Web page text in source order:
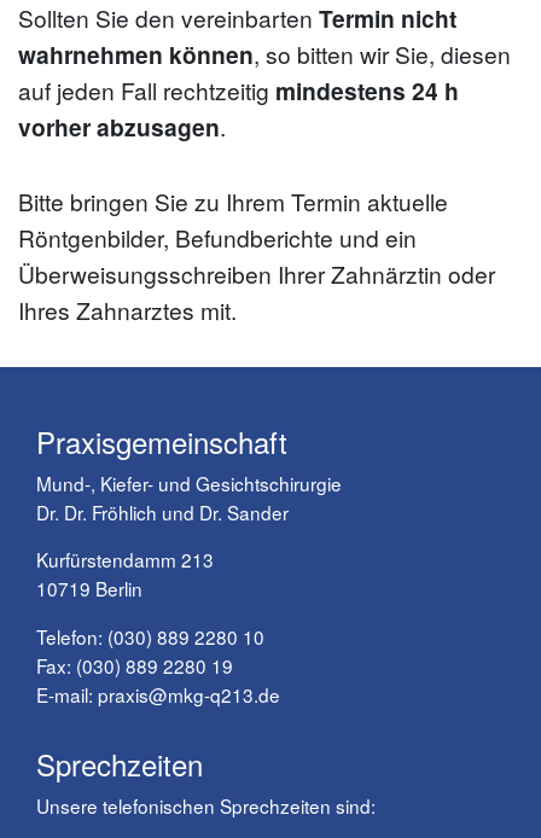
Sollten Sie den vereinbarten Termin nicht
wahrnehmen können, so bitten wir Sie, diesen
auf jeden Fall rechtzeitig mindestens 24 h
vorher abzusagen.
Bitte bringen Sie zu Ihrem Termin aktuelle
Röntgenbilder, Befundberichte und ein
Überweisungsschreiben Ihrer Zahnärztin oder
Ihres Zahnarztes mit.
Praxisgemeinschaft
Mund-, Kiefer- und Gesichtschirurgie
Dr. Dr. Fröhlich und Dr. Sander
Kurfürstendamm 213
10719 Berlin
Telefon: (030) 889 2280 10
Fax: (030) 889 2280 19
E-mail: praxis@mkg-q213.de
Sprechzeiten
Unsere telefonischen Sprechzeiten sind: